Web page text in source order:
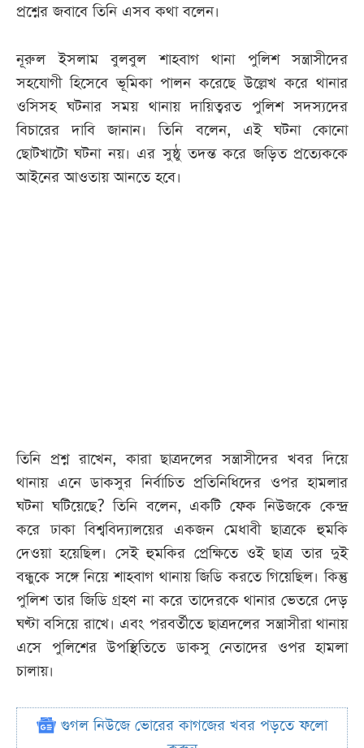
প্রশ্নের জবাবে তিনি এসব কথা বলেন।
নূরুল ইসলাম বুলবুল শাহবাগ থানা পুলিশ সন্ত্রাসীদের
সহযোগী হিসেবে ভূমিকা পালন করেছে উল্লেখ করে থানার
ওসিসহ ঘটনার সময় থানায় দায়িত্বরত পুলিশ সদস্যদের
বিচারের দাবি জানান। তিনি বলেন, এই ঘটনা কোনো
ছোটখাটো ঘটনা নয়। এর সুষ্ঠু তদন্ত করে জড়িত প্রত্যেককে
আইনের আওতায় আনতে হবে।
তিনি প্রশ্ন রাখেন, কারা ছাত্রদলের সন্ত্রাসীদের খবর দিয়ে
থানায় এনে ডাকসুর নির্বাচিত প্রতিনিধিদের ওপর হামলার
ঘটনা ঘটিয়েছে? তিনি বলেন, একটি ফেক নিউজকে কেন্দ্র
করে ঢাকা বিশ্ববিদ্যালয়ের একজন মেধাবী ছাত্রকে হুমকি
দেওয়া হয়েছিল। সেই হুমকির প্রেক্ষিতে ওই ছাত্র তার দুই
বন্ধুকে সঙ্গে নিয়ে শাহবাগ থানায় জিডি করতে গিয়েছিল। কিন্তু
পুলিশ তার জিডি গ্রহণ না করে তাদেরকে থানার ভেতরে দেড়
ঘণ্টা বসিয়ে রাখে। এবং পরবর্তীতে ছাত্রদলের সন্ত্রাসীরা থানায়
এসে পুলিশের উপস্থিতিতে ডাকসু নেতাদের ওপর হামলা
চালায়।
গুগল নিউজে ভোরের কাগজের খবর পড়তে ফলো